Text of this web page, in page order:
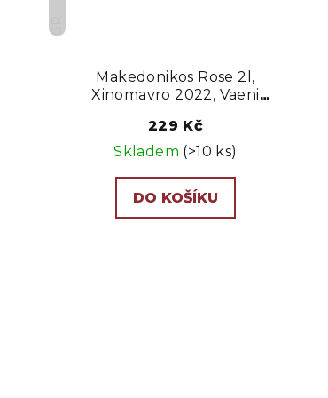
GR
Makedonikos Rose 2l,
Xinomavro 2022, Vaeni
229 Kč
Skladem (>10 ks)
DO KOŠÍKU